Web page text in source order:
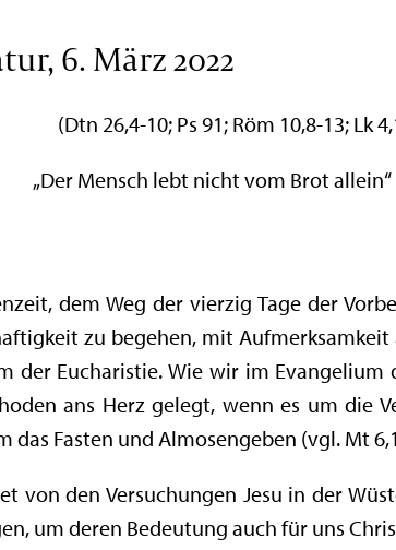
6. März 2022
(Dtn 26,4-10; Ps 91; Röm 10,8-13; Lk
„Der Mensch lebt nicht vom Brot allein“
dem Weg der vierzig Tage der
zu begehen, mit
der Eucharistie. Wie wir im
ans Herz gelegt, wenn es um die
das Fasten und Almosengeben (vgl. Mt
von den Versuchungen Jesu in der
um deren Bedeutung auch für uns